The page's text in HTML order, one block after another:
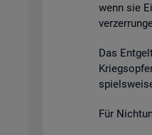
wenn sie
Das
Für